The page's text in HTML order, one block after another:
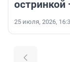
остринкой
25 июля, 2026,